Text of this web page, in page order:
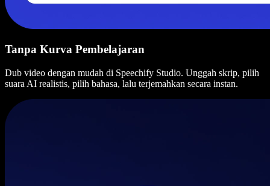
Tanpa Kurva Pembelajaran
Dub video dengan mudah di Speechify Studio. Unggah skrip, pilih
suara AI realistis, pilih bahasa, lalu terjemahkan secara instan.